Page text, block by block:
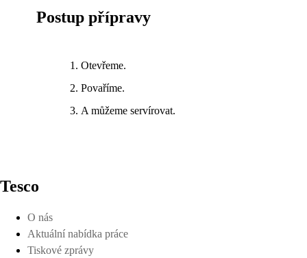
Postup přípravy
Otevřeme.
Povaříme.
A můžeme servírovat.
Tesco
O nás
Aktuální nabídka práce
Tiskové zprávy